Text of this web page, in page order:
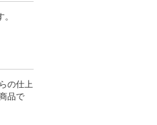
の仕上
品で